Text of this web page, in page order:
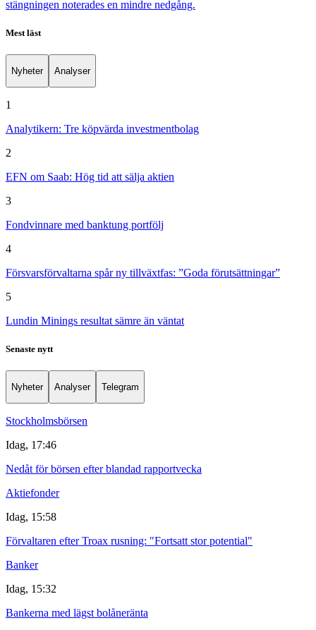
stängningen noterades en mindre nedgång.
Mest läst
Nyheter Analyser
1
Analytikern: Tre köpvärda investmentbolag
2
EFN om Saab: Hög tid att sälja aktien
3
Fondvinnare med banktung portfölj
4
Försvarsförvaltarna spår ny tillväxtfas: ”Goda förutsättningar”
5
Lundin Minings resultat sämre än väntat
Senaste nytt
Nyheter Analyser Telegram
Stockholmsbörsen
Idag, 17:46
Nedåt för börsen efter blandad rapportvecka
Aktiefonder
Idag, 15:58
Förvaltaren efter Troax rusning: "Fortsatt stor potential"
Banker
Idag, 15:32
Bankerna med lägst bolåneränta